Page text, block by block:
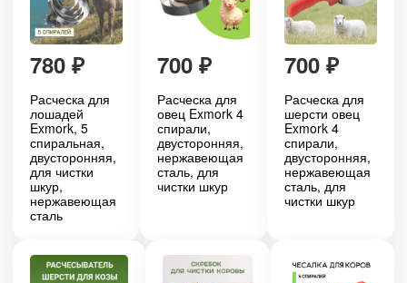
780 ₽
Расческа для
лошадей
Exmork, 5
спиральная,
двусторонняя,
для чистки
шкур,
нержавеющая
сталь
700 ₽
Расческа для
овец Exmork 4
спирали,
двусторонняя,
нержавеющая
сталь, для
чистки шкур
700 ₽
Расческа для
шерсти овец
Exmork 4
спирали,
двусторонняя,
нержавеющая
сталь, для
чистки шкур